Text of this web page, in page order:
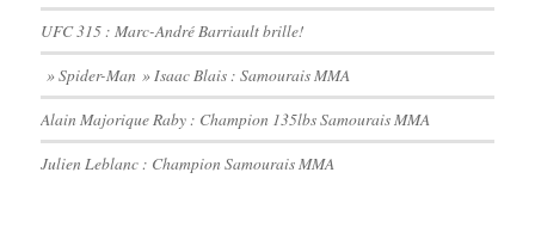
UFC 315 : Marc-André Barriault brille!
» Spider-Man » Isaac Blais : Samourais MMA
Alain Majorique Raby : Champion 135lbs Samourais MMA
Julien Leblanc : Champion Samourais MMA